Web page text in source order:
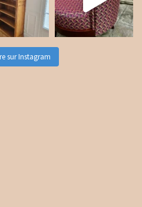
sur Instagram